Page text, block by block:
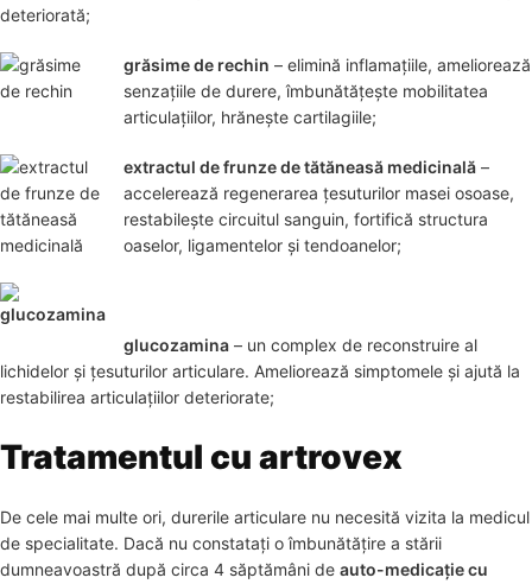
deteriorată;
grăsime de rechin – elimină inflamațiile, ameliorează
senzațiile de durere, îmbunătățește mobilitatea
articulațiilor, hrănește cartilagiile;
extractul de frunze de tătăneasă medicinală –
accelerează regenerarea țesuturilor masei osoase,
restabilește circuitul sanguin, fortifică structura
oaselor, ligamentelor și tendoanelor;
glucozamina – un complex de reconstruire al
lichidelor și țesuturilor articulare. Ameliorează simptomele și ajută la
restabilirea articulațiilor deteriorate;
Tratamentul cu artrovex
De cele mai multe ori, durerile articulare nu necesită vizita la medicul
de specialitate. Dacă nu constatați o îmbunătățire a stării
dumneavoastră după circa 4 săptămâni de auto-medicație cu